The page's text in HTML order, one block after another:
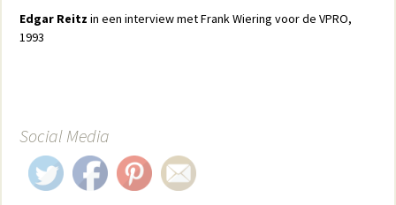
Edgar Reitz in een interview met Frank Wiering voor de VPRO,
1993
Social Media